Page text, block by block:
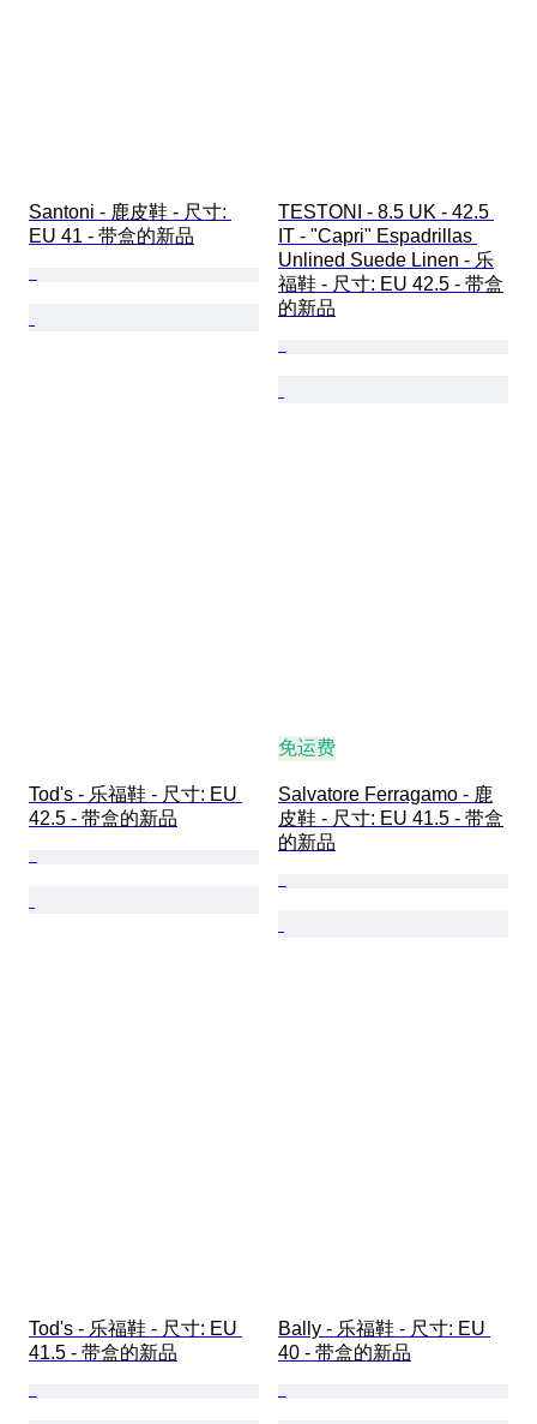
Santoni - 鹿皮鞋 - 尺寸:
EU 41 - 带盒的新品
TESTONI - 8.5 UK - 42.5
IT - "Capri" Espadrillas
Unlined Suede Linen - 乐
福鞋 - 尺寸: EU 42.5 - 带盒
的新品
Tod's - 乐福鞋 - 尺寸: EU
42.5 - 带盒的新品
免运费
Salvatore Ferragamo - 鹿
皮鞋 - 尺寸: EU 41.5 - 带盒
的新品
Tod's - 乐福鞋 - 尺寸: EU
41.5 - 带盒的新品
Bally - 乐福鞋 - 尺寸: EU
40 - 带盒的新品